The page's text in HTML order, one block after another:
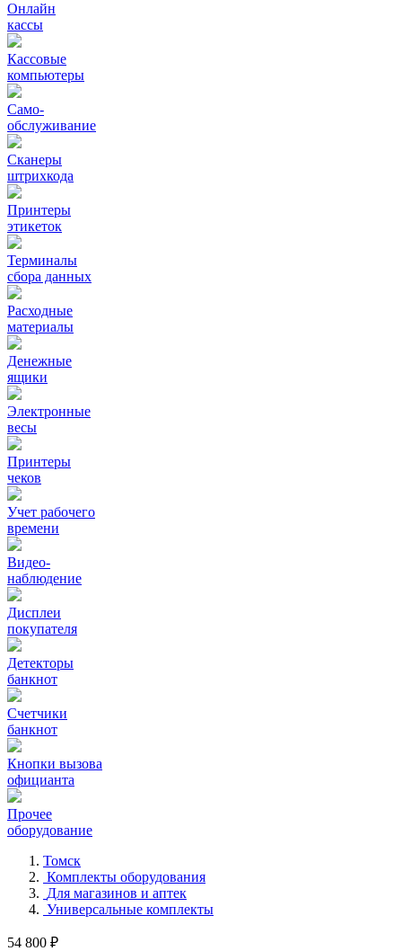
Онлайн
кассы
Кассовые
компьютеры
Само-
обслуживание
Сканеры
штрихкода
Принтеры
этикеток
Терминалы
сбора данных
Расходные
материалы
Денежные
ящики
Электронные
весы
Принтеры
чеков
Учет рабочего
времени
Видео‑
наблюдение
Дисплеи
покупателя
Детекторы
банкнот
Счетчики
банкнот
Кнопки вызова
официанта
Прочее
оборудование
Томск
Комплекты оборудования
Для магазинов и аптек
Универсальные комплекты
54 800 ₽